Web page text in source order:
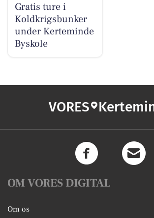
Gratis ture i
Koldkrigsbunker
under Kerteminde
Byskole
VORES
OM VORES DIGITAL
Om os